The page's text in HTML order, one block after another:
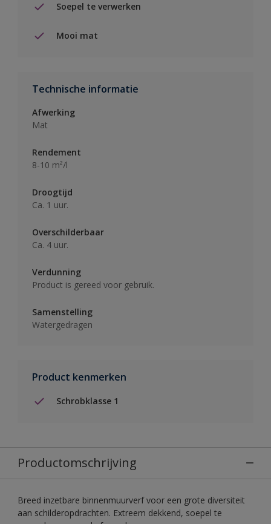
Soepel te verwerken
Mooi mat
Technische informatie
Afwerking
Mat
Rendement
8-10 m²/l
Droogtijd
Ca. 1 uur.
Overschilderbaar
Ca. 4 uur.
Verdunning
Product is gereed voor gebruik.
Samenstelling
Watergedragen
Product kenmerken
Schrobklasse 1
Productomschrijving
Breed inzetbare binnenmuurverf voor een grote diversiteit
aan schilderopdrachten. Extreem dekkend, soepel te